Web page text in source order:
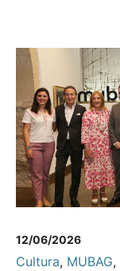
12/06/2026
Cultura, MUBAG,